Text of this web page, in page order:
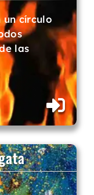
círculo
las